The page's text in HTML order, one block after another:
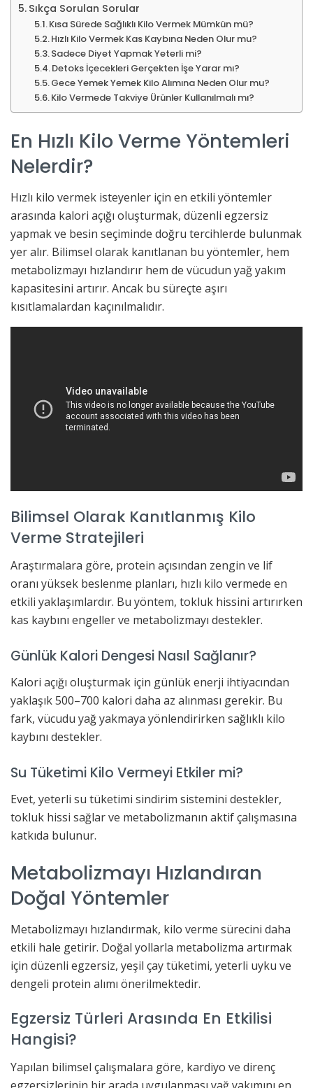
Sıkça Sorulan Sorular
Kısa Sürede Sağlıklı Kilo Vermek Mümkün mü?
Hızlı Kilo Vermek Kas Kaybına Neden Olur mu?
Sadece Diyet Yapmak Yeterli mi?
Detoks İçecekleri Gerçekten İşe Yarar mı?
Gece Yemek Yemek Kilo Alımına Neden Olur mu?
Kilo Vermede Takviye Ürünler Kullanılmalı mı?
En Hızlı Kilo Verme Yöntemleri
Nelerdir?
Hızlı kilo vermek isteyenler için en etkili yöntemler
arasında kalori açığı oluşturmak, düzenli egzersiz
yapmak ve besin seçiminde doğru tercihlerde bulunmak
yer alır. Bilimsel olarak kanıtlanan bu yöntemler, hem
metabolizmayı hızlandırır hem de vücudun yağ yakım
kapasitesini artırır. Ancak bu süreçte aşırı
kısıtlamalardan kaçınılmalıdır.
Bilimsel Olarak Kanıtlanmış Kilo
Verme Stratejileri
Araştırmalara göre, protein açısından zengin ve lif
oranı yüksek beslenme planları, hızlı kilo vermede en
etkili yaklaşımlardır. Bu yöntem, tokluk hissini artırırken
kas kaybını engeller ve metabolizmayı destekler.
Günlük Kalori Dengesi Nasıl Sağlanır?
Kalori açığı oluşturmak için günlük enerji ihtiyacından
yaklaşık 500–700 kalori daha az alınması gerekir. Bu
fark, vücudu yağ yakmaya yönlendirirken sağlıklı kilo
kaybını destekler.
Su Tüketimi Kilo Vermeyi Etkiler mi?
Evet, yeterli su tüketimi sindirim sistemini destekler,
tokluk hissi sağlar ve metabolizmanın aktif çalışmasına
katkıda bulunur.
Metabolizmayı Hızlandıran
Doğal Yöntemler
Metabolizmayı hızlandırmak, kilo verme sürecini daha
etkili hale getirir. Doğal yollarla metabolizma artırmak
için düzenli egzersiz, yeşil çay tüketimi, yeterli uyku ve
dengeli protein alımı önerilmektedir.
Egzersiz Türleri Arasında En Etkilisi
Hangisi?
Yapılan bilimsel çalışmalara göre, kardiyo ve direnç
egzersizlerinin bir arada uygulanması yağ yakımını en